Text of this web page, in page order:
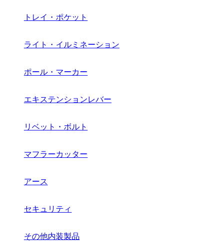
トレイ・ポケット
ライト・イルミネーション
ポール・マーカー
エキステンションレバー
リベット・ボルト
マフラーカッター
アース
セキュリティ
その他内装製品